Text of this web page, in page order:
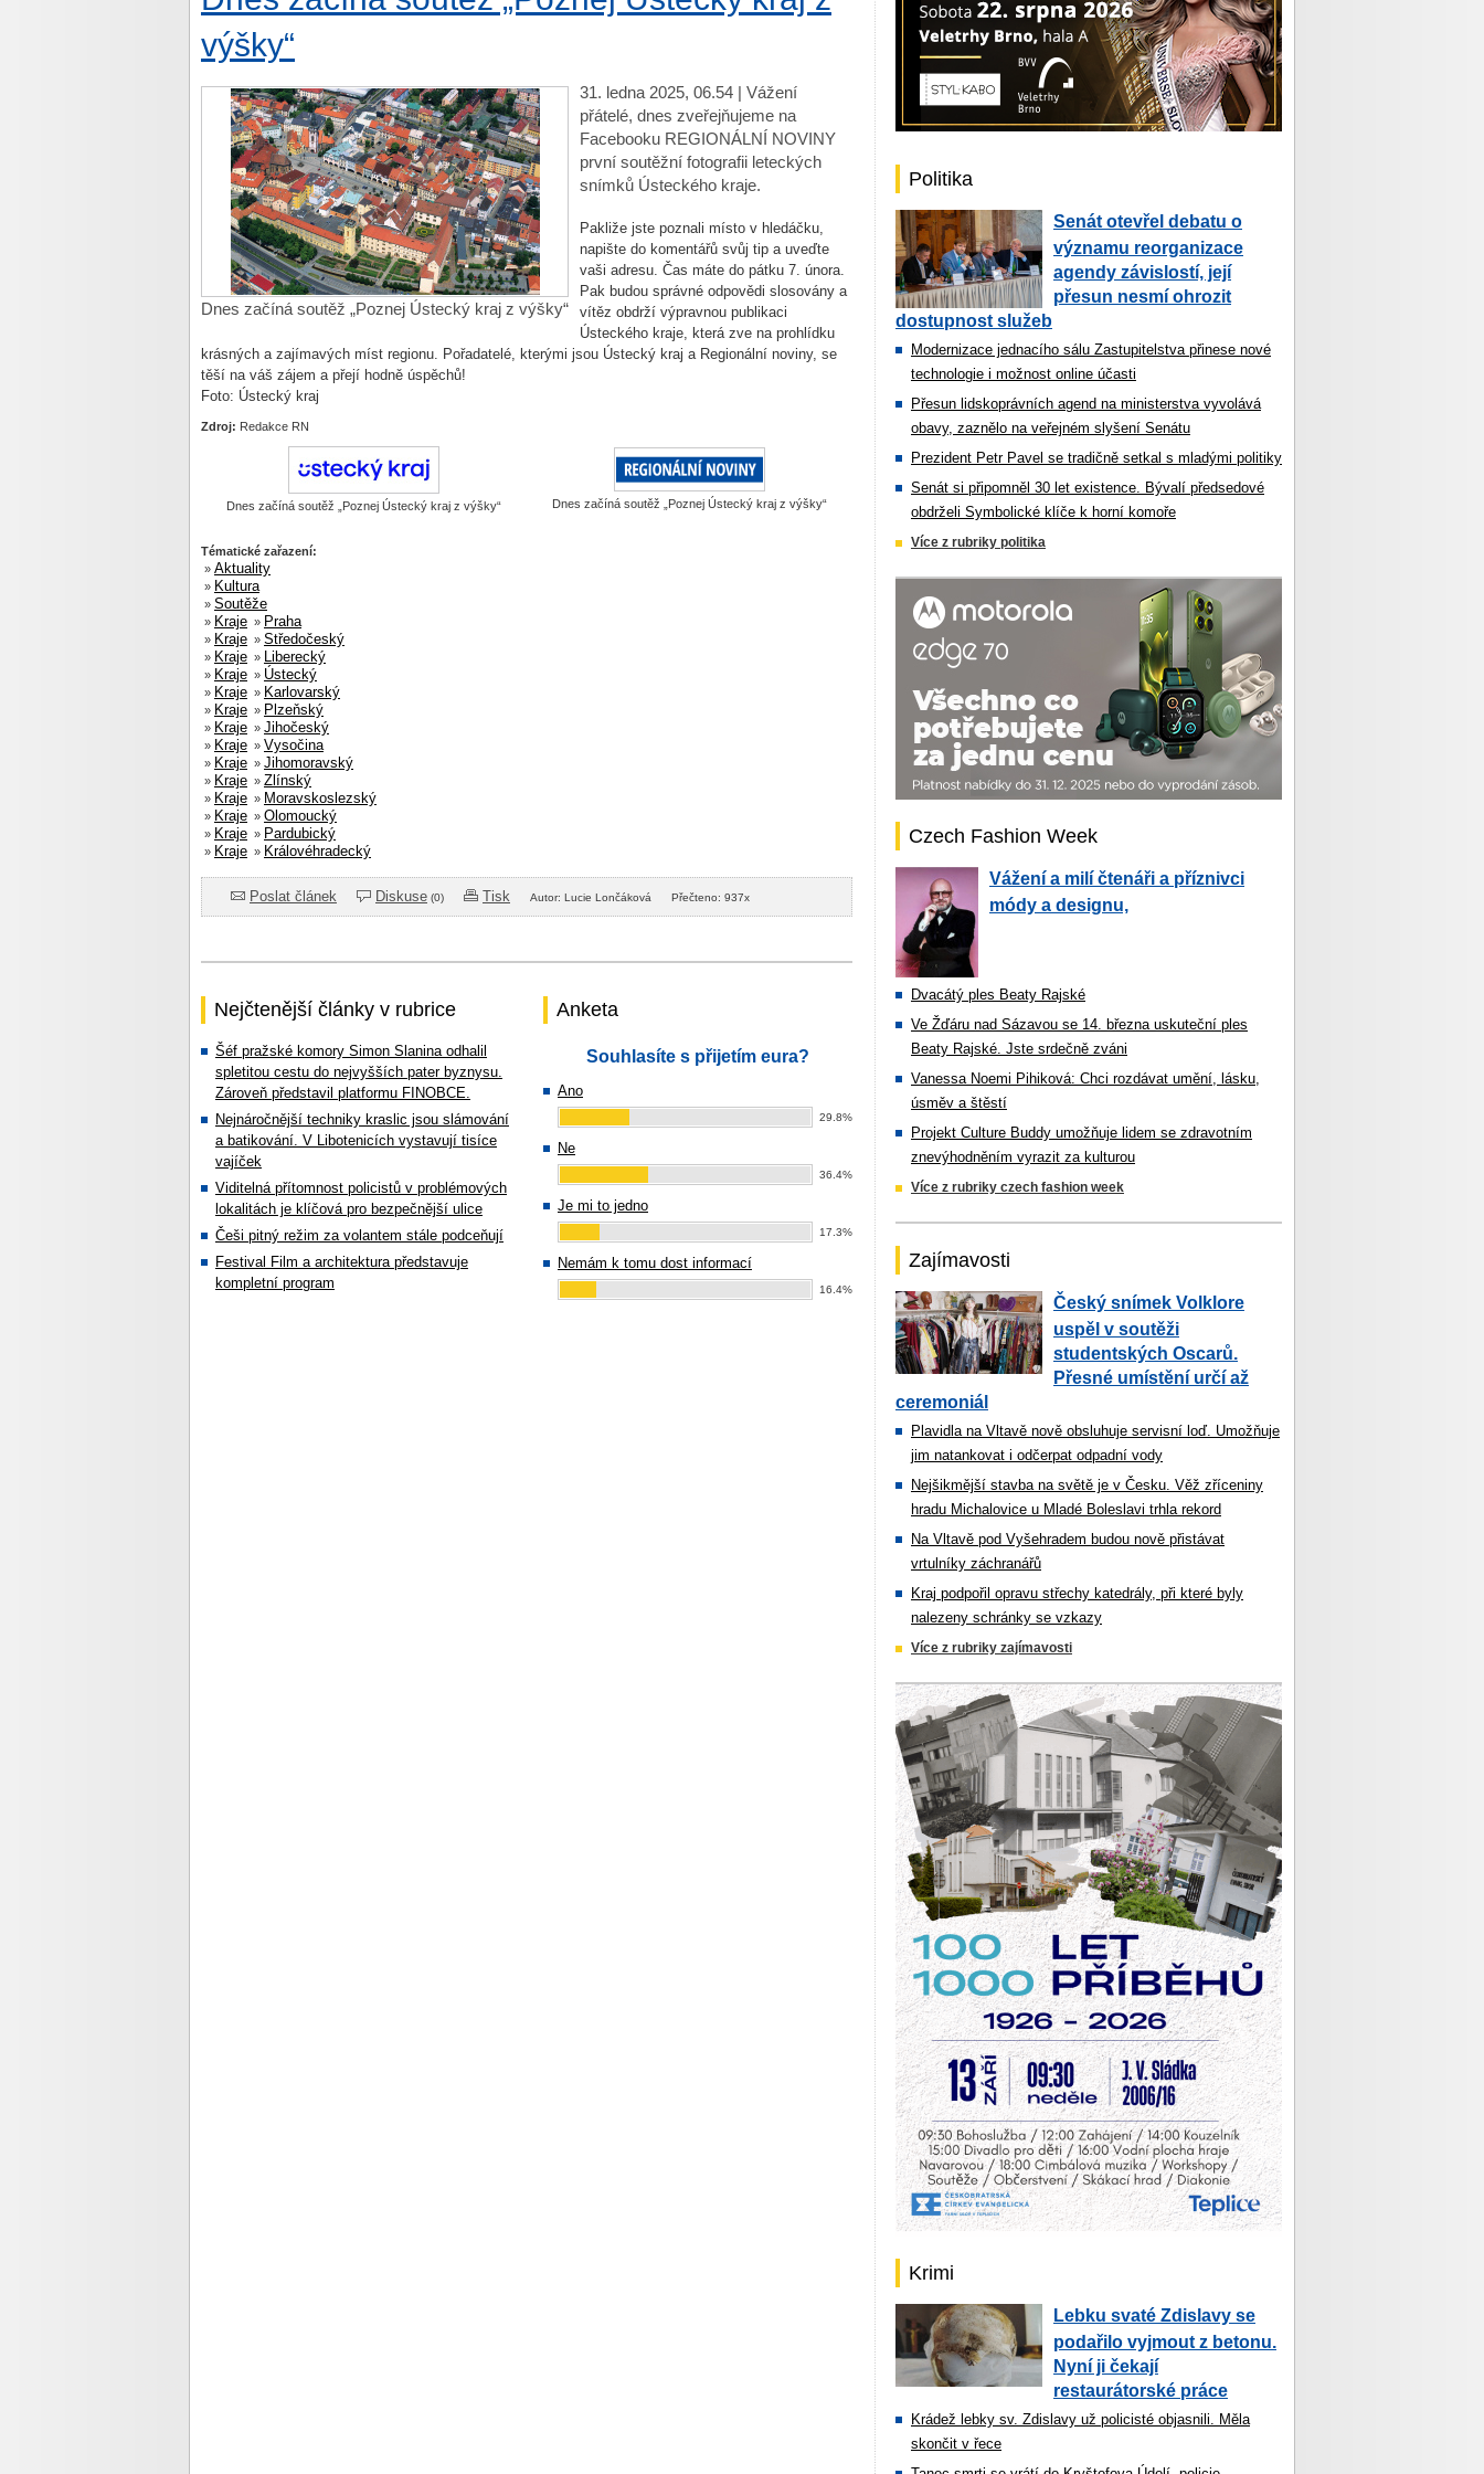
výšky“
Dnes začíná soutěž „Poznej Ústecký kraj z výšky“
31. ledna 2025, 06.54 | Vážení
přátelé, dnes zveřejňujeme na
Facebooku REGIONÁLNÍ NOVINY
první soutěžní fotografii leteckých
snímků Ústeckého kraje.
Pakliže jste poznali místo v hledáčku,
napište do komentářů svůj tip a uveďte
vaši adresu. Čas máte do pátku 7. února.
Pak budou správné odpovědi slosovány a
vítěz obdrží výpravnou publikaci
Ústeckého kraje, která zve na prohlídku
krásných a zajímavých míst regionu. Pořadatelé, kterými jsou Ústecký kraj a Regionální noviny, se
těší na váš zájem a přejí hodně úspěchů!
Foto: Ústecký kraj
Zdroj: Redakce RN
Dnes začíná soutěž „Poznej Ústecký kraj z výšky“ Dnes začíná soutěž „Poznej Ústecký kraj z výšky“
Tématické zařazení:
» Aktuality
» Kultura
» Soutěže
» Kraje » Praha
» Kraje » Středočeský
» Kraje » Liberecký
» Kraje » Ústecký
» Kraje » Karlovarský
» Kraje » Plzeňský
» Kraje » Jihočeský
» Kraje » Vysočina
» Kraje » Jihomoravský
» Kraje » Zlínský
» Kraje » Moravskoslezský
» Kraje » Olomoucký
» Kraje » Pardubický
» Kraje » Královéhradecký
Poslat článek Diskuse (0) Tisk Autor: Lucie Lončáková Přečteno: 937x
Nejčtenější články v rubrice
Šéf pražské komory Simon Slanina odhalil
spletitou cestu do nejvyšších pater byznysu.
Zároveň představil platformu FINOBCE.
Nejnáročnější techniky kraslic jsou slámování
a batikování. V Libotenicích vystavují tisíce
vajíček
Viditelná přítomnost policistů v problémových
lokalitách je klíčová pro bezpečnější ulice
Češi pitný režim za volantem stále podceňují
Festival Film a architektura představuje
kompletní program
Anketa
Souhlasíte s přijetím eura?
Ano
29.8%
Ne
36.4%
Je mi to jedno
17.3%
Nemám k tomu dost informací
16.4%
Politika
Senát otevřel debatu o
významu reorganizace
agendy závislostí, její
přesun nesmí ohrozit
dostupnost služeb
Modernizace jednacího sálu Zastupitelstva přinese nové
technologie i možnost online účasti
Přesun lidskoprávních agend na ministerstva vyvolává
obavy, zaznělo na veřejném slyšení Senátu
Prezident Petr Pavel se tradičně setkal s mladými politiky
Senát si připomněl 30 let existence. Bývalí předsedové
obdrželi Symbolické klíče k horní komoře
Více z rubriky politika
Czech Fashion Week
Vážení a milí čtenáři a příznivci
módy a designu,
Dvacátý ples Beaty Rajské
Ve Žďáru nad Sázavou se 14. března uskuteční ples
Beaty Rajské. Jste srdečně zváni
Vanessa Noemi Pihiková: Chci rozdávat umění, lásku,
úsměv a štěstí
Projekt Culture Buddy umožňuje lidem se zdravotním
znevýhodněním vyrazit za kulturou
Více z rubriky czech fashion week
Zajímavosti
Český snímek Volklore
uspěl v soutěži
studentských Oscarů.
Přesné umístění určí až
ceremoniál
Plavidla na Vltavě nově obsluhuje servisní loď. Umožňuje
jim natankovat i odčerpat odpadní vody
Nejšikmější stavba na světě je v Česku. Věž zříceniny
hradu Michalovice u Mladé Boleslavi trhla rekord
Na Vltavě pod Vyšehradem budou nově přistávat
vrtulníky záchranářů
Kraj podpořil opravu střechy katedrály, při které byly
nalezeny schránky se vzkazy
Více z rubriky zajímavosti
Krimi
Lebku svaté Zdislavy se
podařilo vyjmout z betonu.
Nyní ji čekají
restaurátorské práce
Krádež lebky sv. Zdislavy už policisté objasnili. Měla
skončit v řece